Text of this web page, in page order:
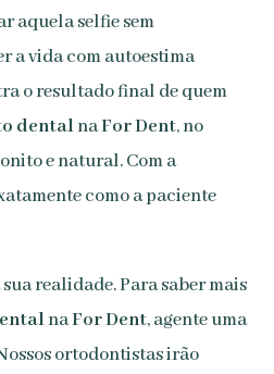
aquela selfie sem
a vida com autoestima
o resultado final de quem
dentalnaFor Dent, no
e natural. Com a
como a paciente
realidade. Para saber mais
naFor Dent, agente uma
ortodontistas irão